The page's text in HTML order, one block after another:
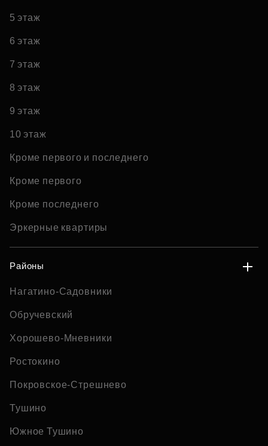
5 этаж
6 этаж
7 этаж
8 этаж
9 этаж
10 этаж
Кроме первого и последнего
Кроме первого
Кроме последнего
Эркерные квартиры
Районы
Нагатино-Садовники
Обручевский
Хорошево-Мневники
Ростокино
Покровское-Стрешнево
Тушино
Южное Тушино